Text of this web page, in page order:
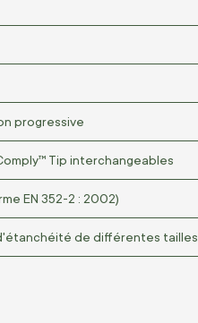
progressive
Tip interchangeables
EN 352-2 : 2002)
de différentes tailles